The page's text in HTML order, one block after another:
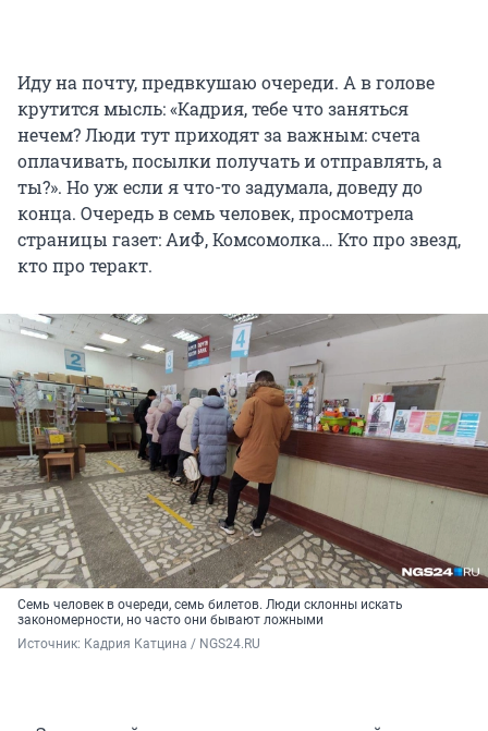
Иду на почту, предвкушаю очереди. А в голове
крутится мысль: «Кадрия, тебе что заняться
нечем? Люди тут приходят за важным: счета
оплачивать, посылки получать и отправлять, а
ты?». Но уж если я что-то задумала, доведу до
конца. Очередь в семь человек, просмотрела
страницы газет: АиФ, Комсомолка… Кто про звезд,
кто про теракт.
Семь человек в очереди, семь билетов. Люди склонны искать
закономерности, но часто они бывают ложными
Источник: Кадрия Катцина / NGS24.RU